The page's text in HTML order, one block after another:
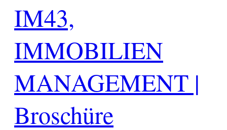
IM43,
IMMOBILIEN
MANAGEMENT |
Broschüre